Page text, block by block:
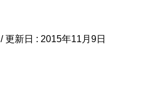
/ 更新日 : 2015年11月9日